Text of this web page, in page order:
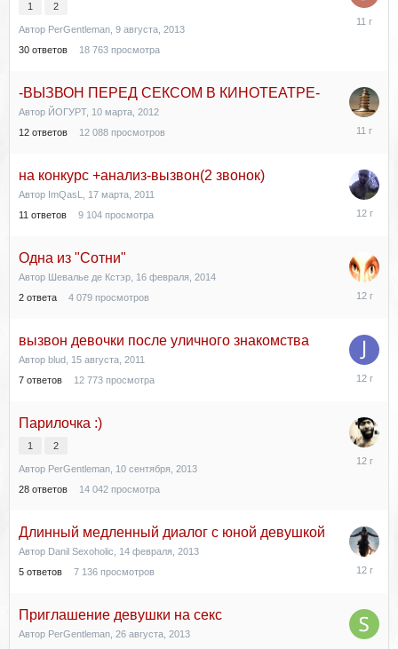
1 2
Автор PerGentleman 9 августа, 2013
30 ответов 18 763 просмотра
19
-ВЫЗВОН ПЕРЕД СЕКСОМ В КИНОТЕАТРЕ-
Автор ЙОГУРТ, 10 марта, 2012
12 ответов 12 088 просмотров
29
на конкурс +анализ-вызвон(2 звонок)
Автор ImQasL
17 марта, 2011
11 ответов 9 104 просмотра
Одна из "Сотни"
Автор Шевалье де Кстэр 16 февраля, 2014
2 ответа 4 079 просмотров
20
вызвон девочки после уличного знакомства
Автор blud 15 августа, 2011
7 ответов 12 773 просмотра
21
Парилочка :)
1 2
Автор PerGentleman 10 сентября, 2013
28 ответов 14 042 просмотра
Длинный медленный диалог с юной девушкой
Автор Danil Sexoholic
14 февраля, 2013
5 ответов 7 136 просмотров
24
Приглашение девушки на секс
Автор PerGentleman 26 августа, 2013